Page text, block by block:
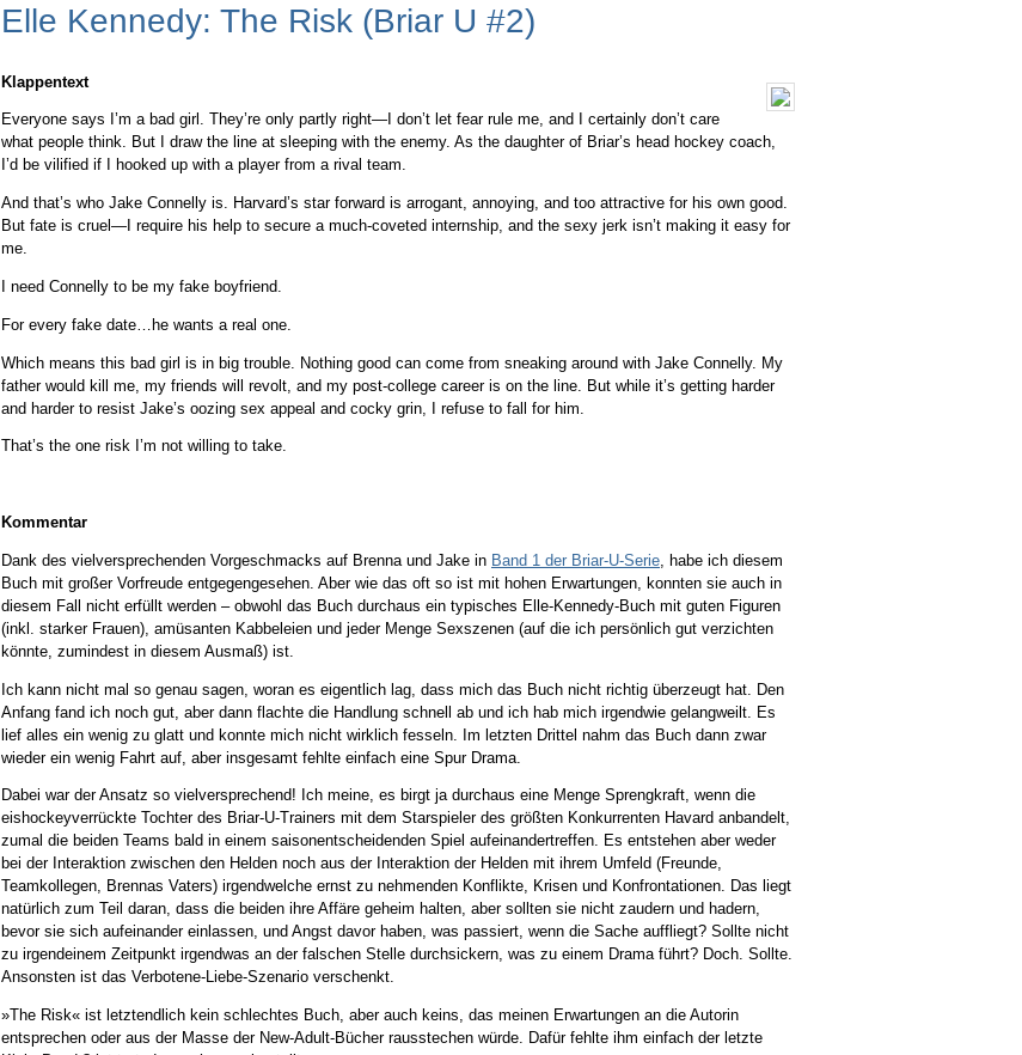
Elle Kennedy: The Risk (Briar U #2)
Klappentext
Everyone says I’m a bad girl. They’re only partly right—I don’t let fear rule me, and I certainly don’t care
what people think. But I draw the line at sleeping with the enemy. As the daughter of Briar’s head hockey coach,
I’d be vilified if I hooked up with a player from a rival team.
And that’s who Jake Connelly is. Harvard’s star forward is arrogant, annoying, and too attractive for his own good.
But fate is cruel—I require his help to secure a much-coveted internship, and the sexy jerk isn’t making it easy for
me.
I need Connelly to be my fake boyfriend.
For every fake date…he wants a real one.
Which means this bad girl is in big trouble. Nothing good can come from sneaking around with Jake Connelly. My
father would kill me, my friends will revolt, and my post-college career is on the line. But while it’s getting harder
and harder to resist Jake’s oozing sex appeal and cocky grin, I refuse to fall for him.
That’s the one risk I’m not willing to take.
Kommentar
Dank des vielversprechenden Vorgeschmacks auf Brenna und Jake in Band 1 der Briar-U-Serie , habe ich diesem
Buch mit großer Vorfreude entgegengesehen. Aber wie das oft so ist mit hohen Erwartungen, konnten sie auch in
diesem Fall nicht erfüllt werden – obwohl das Buch durchaus ein typisches Elle-Kennedy-Buch mit guten Figuren
(inkl. starker Frauen), amüsanten Kabbeleien und jeder Menge Sexszenen (auf die ich persönlich gut verzichten
könnte, zumindest in diesem Ausmaß) ist.
Ich kann nicht mal so genau sagen, woran es eigentlich lag, dass mich das Buch nicht richtig überzeugt hat. Den
Anfang fand ich noch gut, aber dann flachte die Handlung schnell ab und ich hab mich irgendwie gelangweilt. Es
lief alles ein wenig zu glatt und konnte mich nicht wirklich fesseln. Im letzten Drittel nahm das Buch dann zwar
wieder ein wenig Fahrt auf, aber insgesamt fehlte einfach eine Spur Drama.
Dabei war der Ansatz so vielversprechend! Ich meine, es birgt ja durchaus eine Menge Sprengkraft, wenn die
eishockeyverrückte Tochter des Briar-U-Trainers mit dem Starspieler des größten Konkurrenten Havard anbandelt,
zumal die beiden Teams bald in einem saisonentscheidenden Spiel aufeinandertreffen. Es entstehen aber weder
bei der Interaktion zwischen den Helden noch aus der Interaktion der Helden mit ihrem Umfeld (Freunde,
Teamkollegen, Brennas Vaters) irgendwelche ernst zu nehmenden Konflikte, Krisen und Konfrontationen. Das liegt
natürlich zum Teil daran, dass die beiden ihre Affäre geheim halten, aber sollten sie nicht zaudern und hadern,
bevor sie sich aufeinander einlassen, und Angst davor haben, was passiert, wenn die Sache auffliegt? Sollte nicht
zu irgendeinem Zeitpunkt irgendwas an der falschen Stelle durchsickern, was zu einem Drama führt? Doch. Sollte.
Ansonsten ist das Verbotene-Liebe-Szenario verschenkt.
»The Risk« ist letztendlich kein schlechtes Buch, aber auch keins, das meinen Erwartungen an die Autorin
entsprechen oder aus der Masse der New-Adult-Bücher rausstechen würde. Dafür fehlte ihm einfach der letzte